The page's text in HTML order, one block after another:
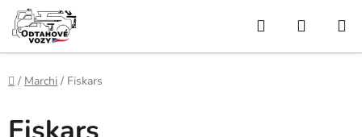
Vai
contenuto
Ricerca
DELLA
Casa
/ Marchi / Fiskars